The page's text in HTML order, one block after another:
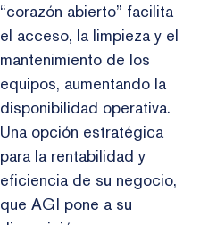
“corazón abierto” facilita
el acceso, la limpieza y el
mantenimiento de los
equipos, aumentando la
disponibilidad operativa.
Una opción estratégica
para la rentabilidad y
eficiencia de su negocio,
que AGI pone a su